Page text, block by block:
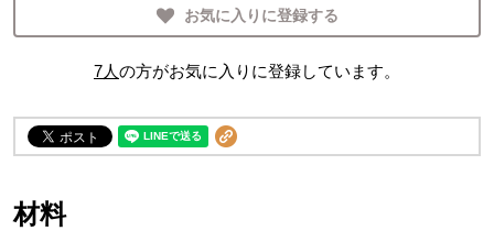
お気に入りに登録する
7人の方がお気に入りに登録しています。
材料